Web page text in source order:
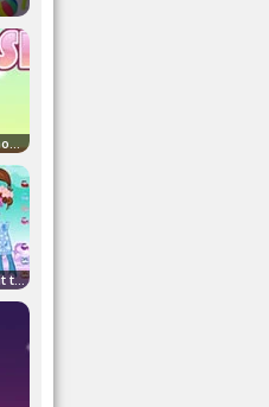
Objets cachés au Shopping
Coucou, elle voudrait te connaître!